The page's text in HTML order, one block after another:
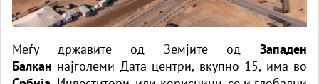
Меѓу државите од Земјите од Западен
Балкан најголеми Дата центри, вкупно 15, има во